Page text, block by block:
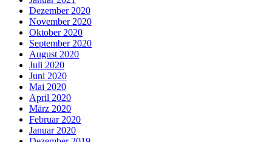
Dezember 2020
November 2020
Oktober 2020
September 2020
August 2020
Juli 2020
Juni 2020
Mai 2020
April 2020
März 2020
Februar 2020
Januar 2020